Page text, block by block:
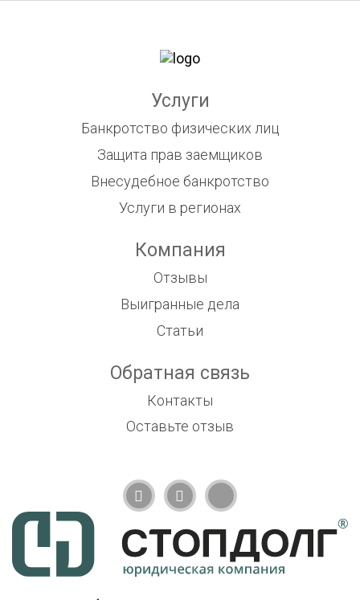
Услуги
Банкротство физических лиц
Защита прав заемщиков
Внесудебное банкротство
Услуги в регионах
Компания
Отзывы
Выигранные дела
Статьи
Обратная связь
Контакты
Оставьте отзыв